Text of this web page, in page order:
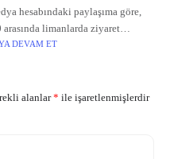
hesabındaki paylaşıma göre,
limanlarda ziyaret
bulunduğu limanlar ise
DEVAM ET
alanlar* ile işaretlenmişlerdir